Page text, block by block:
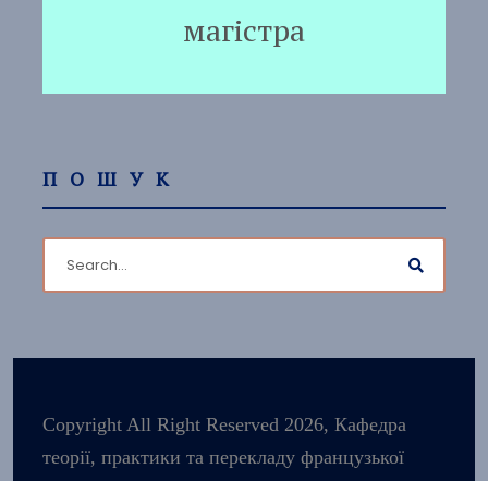
магістра
ПОШУК
Copyright All Right Reserved 2026, Кафедра
теорії, практики та перекладу французької